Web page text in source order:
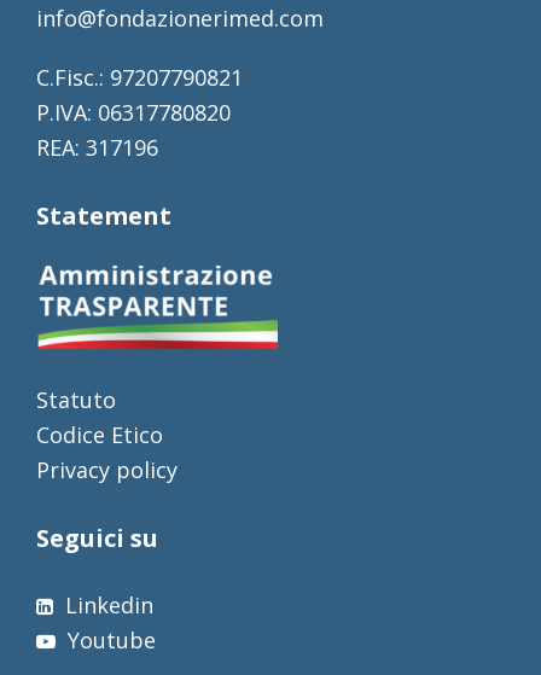
info@fondazionerimed.com
C.Fisc.: 97207790821
P.IVA: 06317780820
REA: 317196
Statement
Statuto
Codice Etico
Privacy policy
Seguici su
Linkedin
Youtube